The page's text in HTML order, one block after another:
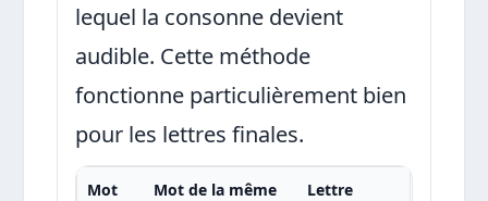
lequel la consonne devient
audible. Cette méthode
fonctionne particulièrement bien
pour les lettres finales.
Mot
Mot de la même
Lettre